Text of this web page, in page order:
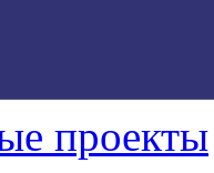
проекты